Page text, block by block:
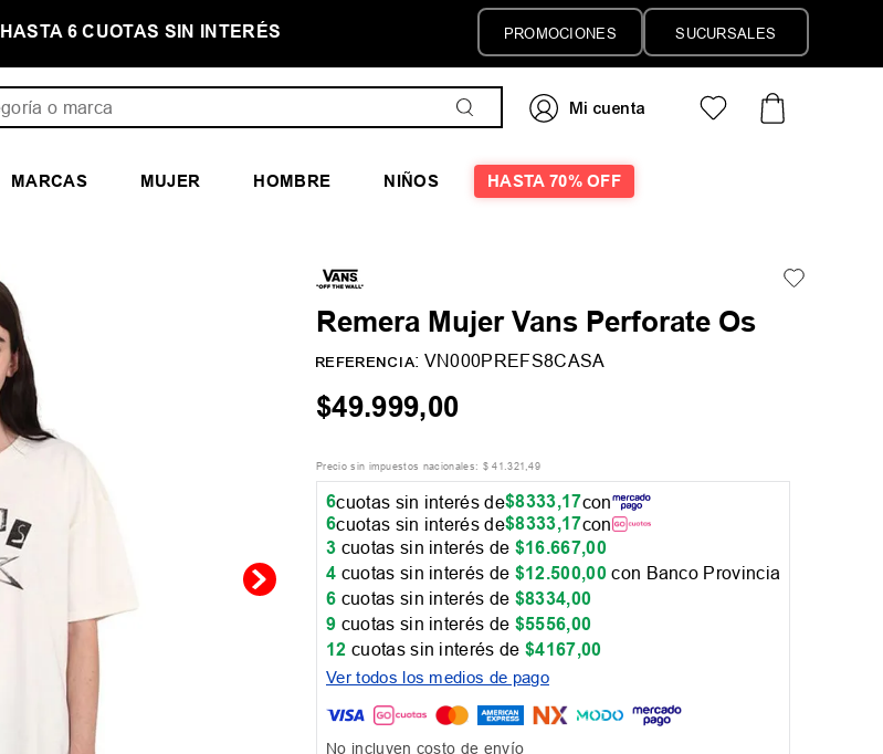
HASTA 6 CUOTAS SIN INTERÉS PROMOCIONES SUCURSALES
MARCAS MUJER HOMBRE NIÑOS HASTA 70% OFF
Remera Mujer Vans Perforate Os
REFERENCIA: VN000PREFS8CASA
$49.999,00
Precio sin impuestos nacionales: $ 41.321,49
6cuotas sin interés de$8333,17con
6cuotas sin interés de$8333,17con
3 cuotas sin interés de $16.667,00
4 cuotas sin interés de $12.500,00 con Banco Provincia
6 cuotas sin interés de $8334,00
9 cuotas sin interés de $5556,00
12 cuotas sin interés de$4167,00
Ver todos los medios de pago
No incluyen costo de envío